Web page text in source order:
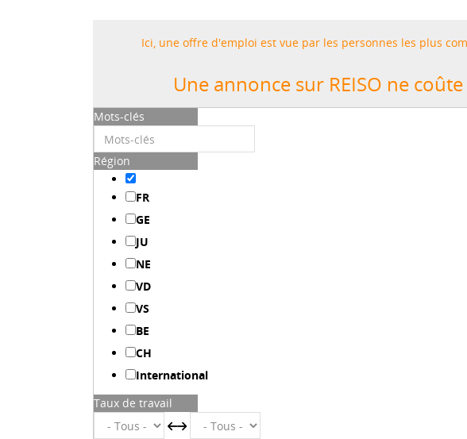
Ici, une offre d'emploi est vue par les personnes les plus
Une annonce sur REISO ne
Mots-clés
Région
FR
GE
JU
NE
VD
VS
BE
CH
International
Taux de travail